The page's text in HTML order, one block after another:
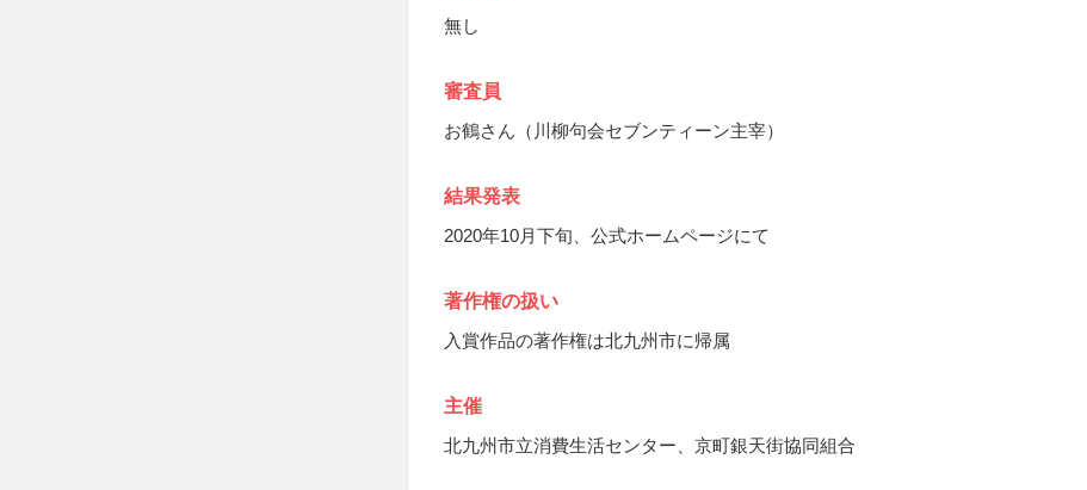
無し
審査員
お鶴さん（川柳句会セブンティーン主宰）
結果発表
2020年10月下旬、公式ホームページにて
著作権の扱い
入賞作品の著作権は北九州市に帰属
主催
北九州市立消費生活センター、京町銀天街協同組合